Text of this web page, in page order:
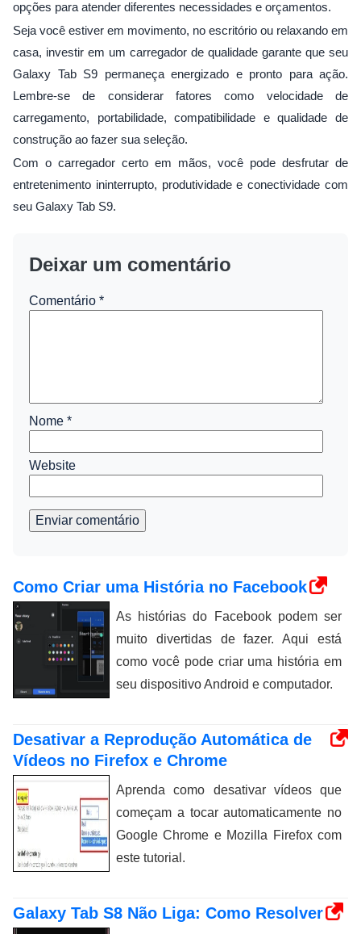
opções para atender diferentes necessidades e orçamentos.
Seja você estiver em movimento, no escritório ou relaxando em
casa, investir em um carregador de qualidade garante que seu
Galaxy Tab S9 permaneça energizado e pronto para ação.
Lembre-se de considerar fatores como velocidade de
carregamento, portabilidade, compatibilidade e qualidade de
construção ao fazer sua seleção.
Com o carregador certo em mãos, você pode desfrutar de
entretenimento ininterrupto, produtividade e conectividade com
seu Galaxy Tab S9.
Deixar um comentário
Comentário *
Nome *
Website
Enviar comentário
Como Criar uma História no Facebook
As histórias do Facebook podem ser
muito divertidas de fazer. Aqui está
como você pode criar uma história em
seu dispositivo Android e computador.
Desativar a Reprodução Automática de
Vídeos no Firefox e Chrome
Aprenda como desativar vídeos que
começam a tocar automaticamente no
Google Chrome e Mozilla Firefox com
este tutorial.
Galaxy Tab S8 Não Liga: Como Resolver